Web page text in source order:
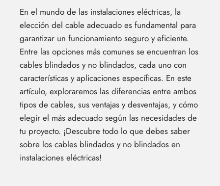
En el mundo de las instalaciones eléctricas, la
elección del cable adecuado es fundamental para
garantizar un funcionamiento seguro y eficiente.
Entre las opciones más comunes se encuentran los
cables blindados y no blindados, cada uno con
características y aplicaciones específicas. En este
artículo, exploraremos las diferencias entre ambos
tipos de cables, sus ventajas y desventajas, y cómo
elegir el más adecuado según las necesidades de
tu proyecto. ¡Descubre todo lo que debes saber
sobre los cables blindados y no blindados en
instalaciones eléctricas!